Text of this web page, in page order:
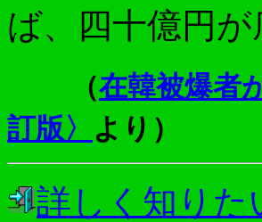
ば、四十億円
（在韓被爆者
訂版〉
より）
詳しく知りた